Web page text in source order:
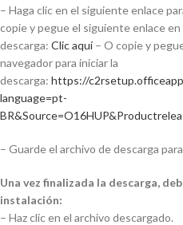
– Haga clic en el siguiente enlace
copie y pegue el siguiente enlace en
descarga: Clic aquí– O copie y
navegador para iniciar la
descarga: https://
language=pt-
– Guarde el archivo de descarga
Una vez finalizada la descarga,
instalación:
– Haz clic en el archivo descargado.